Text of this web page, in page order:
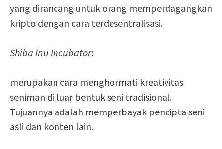
yang dirancang untuk orang memperdagangkan
kripto dengan cara terdesentralisasi.
Shiba Inu Incubator:
merupakan cara menghormati kreativitas
seniman di luar bentuk seni tradisional.
Tujuannya adalah memperbayak pencipta seni
asli dan konten lain.